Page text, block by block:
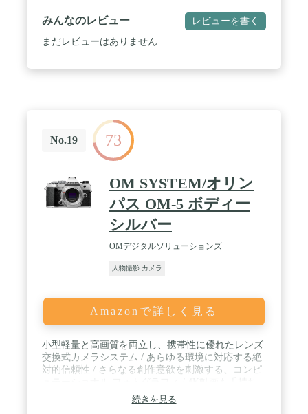
みんなのレビュー レビューを書く
まだレビューはありません
No.19 73
OM SYSTEM/オリン
パス OM-5 ボディー
シルバー
OMデジタルソリューションズ
人物撮影 カメラ
Amazonで詳しく見る
小型軽量と高画質を両立し、携帯性に優れたレンズ
交換式カメラシステム / あらゆる環境に対応する絶
対的信頼性 / さらなる創作意欲を刺激する、コンピ
で 縦位置撮影にも対応した動画機能 / 進化を続ける
高速・高精度AFシステム
続きを見る